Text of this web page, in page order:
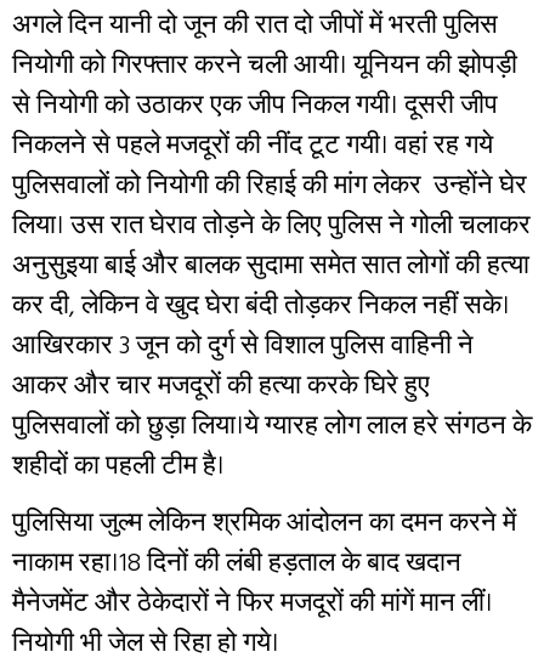
अगले दिन यानी दो जून की रात दो जीपों में भरती पुलिस
नियोगी को गिरफ्तार करने चली आयी। यूनियन की झोपड़ी
से नियोगी को उठाकर एक जीप निकल गयी। दूसरी जीप
निकलने से पहले मजदूरों की नींद टूट गयी। वहां रह गये
पुलिसवालों को नियोगी की रिहाई की मांग लेकर उन्होंने घेर
लिया। उस रात घेराव तोड़ने के लिए पुलिस ने गोली चलाकर
अनुसुइया बाई और बालक सुदामा समेत सात लोगों की हत्या
कर दी, लेकिन वे खुद घेरा बंदी तोड़कर निकल नहीं सके।
आखिरकार 3 जून को दुर्ग से विशाल पुलिस वाहिनी ने
आकर और चार मजदूरों की हत्या करके घिरे हुए
पुलिसवालों को छुड़ा लिया।ये ग्यारह लोग लाल हरे संगठन के
शहीदों का पहली टीम है।
पुलिसिया जुल्म लेकिन श्रमिक आंदोलन का दमन करने में
नाकाम रहा।18 दिनों की लंबी हड़ताल के बाद खदान
मैनेजमेंट और ठेकेदारों ने फिर मजदूरों की मांगें मान लीं।
नियोगी भी जेल से रिहा हो गये।